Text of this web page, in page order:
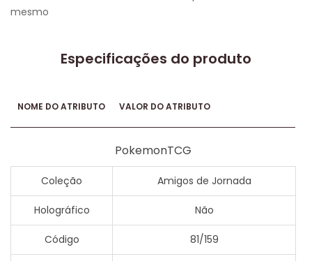
mesmo
Especificações do produto
NOME DO ATRIBUTO VALOR DO ATRIBUTO
PokemonTCG
Coleção Amigos de Jornada
Holográfico Não
Código 81/159